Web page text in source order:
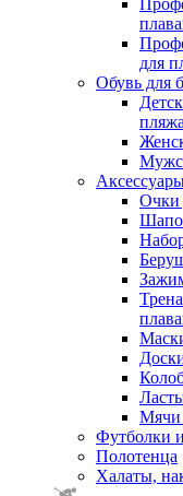
для
Обувь для
пляжа
Очки
Мячи
Футболки
Полотенца
Халаты,